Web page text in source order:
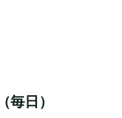
毎日）